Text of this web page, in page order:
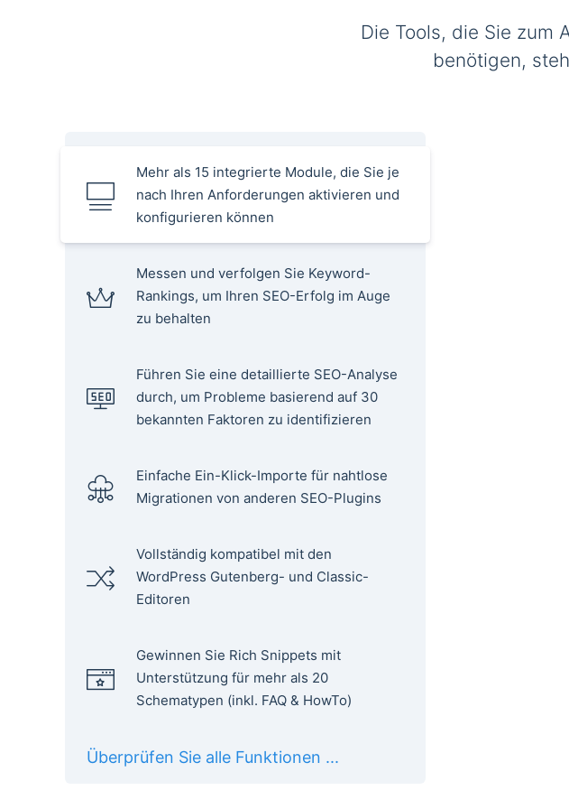
Die Tools, die Sie zum
benötigen,
Mehr als 15 integrierte Module, die Sie je
nach Ihren Anforderungen aktivieren und
konfigurieren können
Messen und verfolgen Sie Keyword-
Rankings, um Ihren SEO-Erfolg im Auge
zu behalten
Führen Sie eine detaillierte SEO-Analyse
durch, um Probleme basierend auf 30
bekannten Faktoren zu identifizieren
Einfache Ein-Klick-Importe für nahtlose
Migrationen von anderen SEO-Plugins
Vollständig kompatibel mit den
WordPress Gutenberg- und Classic-
Editoren
Gewinnen Sie Rich Snippets mit
Unterstützung für mehr als 20
Schematypen (inkl. FAQ & HowTo)
Überprüfen Sie alle Funktionen ...